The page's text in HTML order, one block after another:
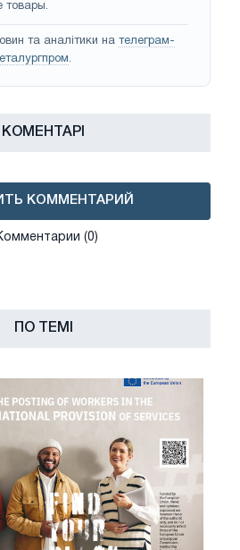
товары.
та аналітики на телеграм-
.
КОМЕНТАРІ
КОММЕНТАРИЙ
(0)
ПО ТЕМІ